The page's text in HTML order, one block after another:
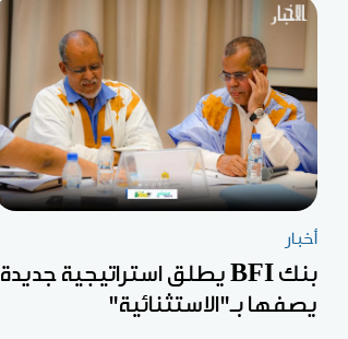
أخبار
بنك BFI يطلق استراتيجية جديدة
يصفها بـ"الاستثنائية"